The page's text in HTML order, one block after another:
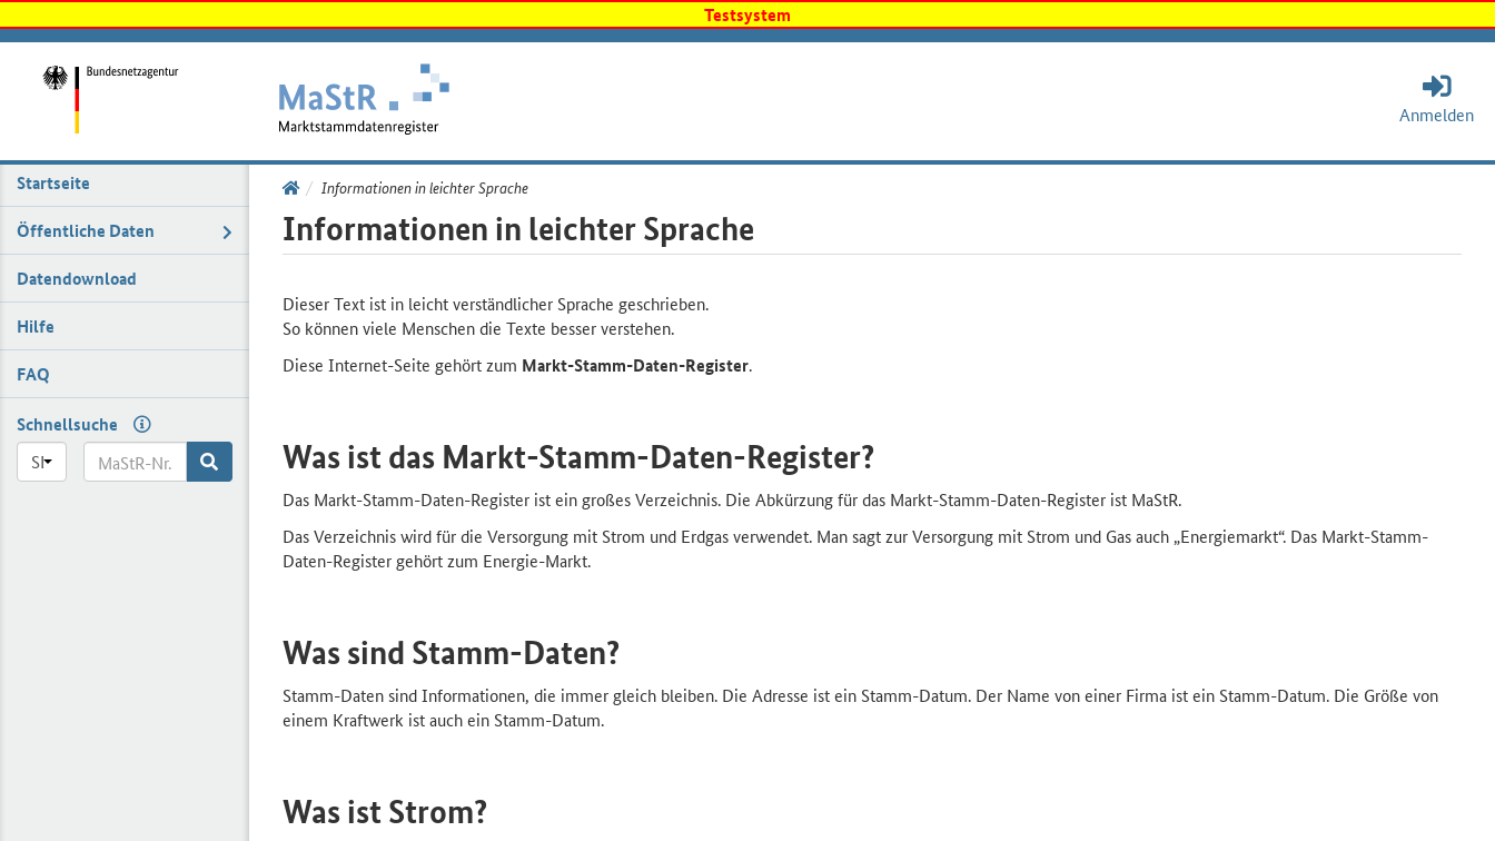
Testsystem
Anmelden
Startseite
Öffentliche Daten
Datendownload
Hilfe
FAQ
Schnellsuche
Link
Startseite
Informationen in leichter Sprache
Informationen in leichter Sprache
Dieser Text ist in leicht verständlicher Sprache geschrieben.
So können viele Menschen die Texte besser verstehen.
Diese Internet-Seite gehört zum Markt-Stamm-Daten-Register.
Was ist das Markt-Stamm-Daten-Register?
Das Markt-Stamm-Daten-Register ist ein großes Verzeichnis. Die Abkürzung für das Markt-Stamm-Daten-Register ist MaStR.
Das Verzeichnis wird für die Versorgung mit Strom und Erdgas verwendet. Man sagt zur Versorgung mit Strom und Gas auch „Energiemarkt“. Das Markt-Stamm-
Daten-Register gehört zum Energie-Markt.
Was sind Stamm-Daten?
Stamm-Daten sind Informationen, die immer gleich bleiben. Die Adresse ist ein Stamm-Datum. Der Name von einer Firma ist ein Stamm-Datum. Die Größe von
einem Kraftwerk ist auch ein Stamm-Datum.
Was ist Strom?